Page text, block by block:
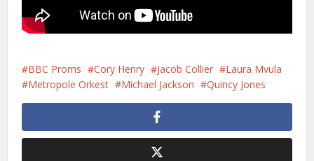
BBC Proms Cory Henry Jacob Collier
Laura Mvula
Metropole Orkest
Michael Jackson Quincy Jones